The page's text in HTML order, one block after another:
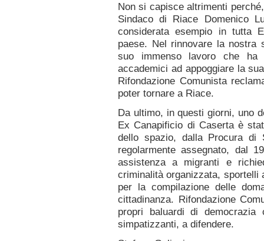
Non si capisce altrimenti
Sindaco di Riace Domenico
considerata esempio in tutta
paese. Nel rinnovare la nostra
suo immenso lavoro che
accademici ad appoggiare la
Rifondazione Comunista
poter tornare a Riace.
Da ultimo, in questi giorni, uno
Ex Canapificio di Caserta è
dello spazio, dalla Procura di
regolarmente assegnato, dal
assistenza a migranti e
criminalità organizzata, sportelli
per la compilazione delle
cittadinanza. Rifondazione
propri baluardi di
simpatizzanti, a difendere.